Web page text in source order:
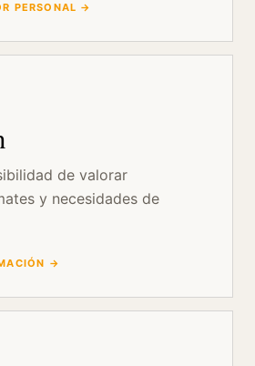
PERSONAL →
de valorar
y necesidades de
→